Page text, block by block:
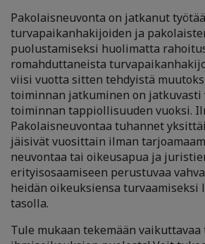
Pakolaisneuvonta on jatkanut
turvapaikanhakijoiden ja
puolustamiseksi huolimatta
romahduttaneista
viisi vuotta sitten tehdyistä
toiminnan jatkuminen on
toiminnan tappiollisuuden vuoksi.
Pakolaisneuvontaa tuhannet
jäisivät vuosittain ilman
neuvontaa tai oikeusapua ja
erityisosaamiseen perustuvaa
heidän oikeuksiensa turvaamiseksi
tasolla.
Tule mukaan tekemään vaikuttavaa